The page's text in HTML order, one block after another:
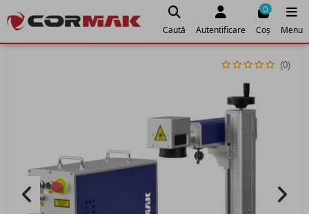
Caută Autentificare
0
Coș Menu
(0)